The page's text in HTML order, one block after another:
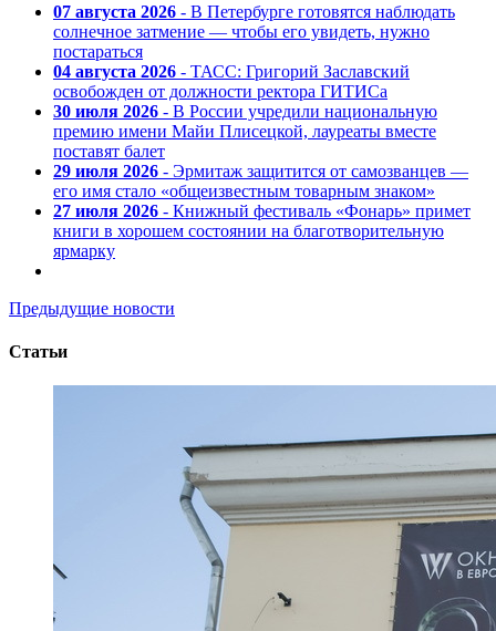
07 августа 2026 - В Петербурге готовятся наблюдать
солнечное затмение — чтобы его увидеть, нужно
постараться
04 августа 2026 - ТАСС: Григорий Заславский
освобожден от должности ректора ГИТИСа
30 июля 2026 - В России учредили национальную
премию имени Майи Плисецкой, лауреаты вместе
поставят балет
29 июля 2026 - Эрмитаж защитится от самозванцев —
его имя стало «общеизвестным товарным знаком»
27 июля 2026 - Книжный фестиваль «Фонарь» примет
книги в хорошем состоянии на благотворительную
ярмарку
Предыдущие новости
Статьи